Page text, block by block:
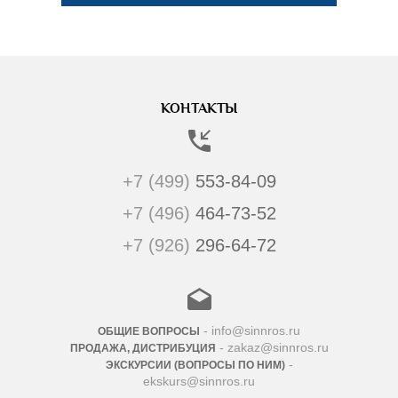
КОНТАКТЫ
+7 (499) 553-84-09
+7 (496) 464-73-52
+7 (926) 296-64-72
ОБЩИЕ ВОПРОСЫ - info@sinnros.ru
ПРОДАЖА, ДИСТРИБУЦИЯ - zakaz@sinnros.ru
ЭКСКУРСИИ (ВОПРОСЫ ПО НИМ)-
ekskurs@sinnros.ru